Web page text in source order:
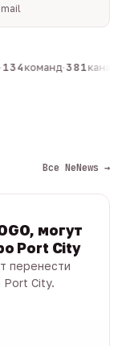
команд·381каналов
Все NeNews →
могут
Port City
перенести
Port City.